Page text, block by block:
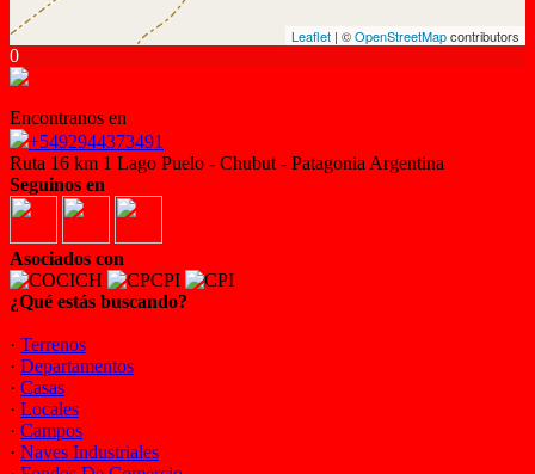
Leaflet | ©OpenStreetMapcontributors
0
Encontranos en
+5492944373491
Ruta 16 km 1 Lago Puelo - Chubut - Patagonia Argentina
Seguinos en
Asociados con
¿Qué estás buscando?
· Terrenos
· Departamentos
· Casas
· Locales
· Campos
· Naves Industriales